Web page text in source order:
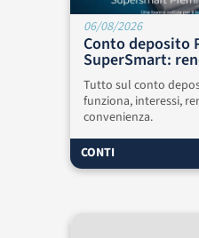
06/08/2026
Conto deposito
SuperSmart:
interessi e come
Tutto sul conto
funziona, interessi,
convenienza.
CONTI